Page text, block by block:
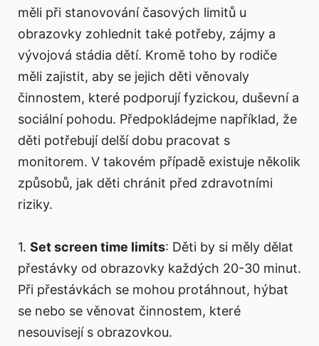
měli při stanovování časových limitů u
obrazovky zohlednit také potřeby, zájmy a
vývojová stádia dětí. Kromě toho by rodiče
měli zajistit, aby se jejich děti věnovaly
činnostem, které podporují fyzickou, duševní a
sociální pohodu. Předpokládejme například, že
děti potřebují delší dobu pracovat s
monitorem. V takovém případě existuje několik
způsobů, jak děti chránit před zdravotními
riziky.
1. Set screen time limits: Děti by si měly dělat
přestávky od obrazovky každých 20-30 minut.
Při přestávkách se mohou protáhnout, hýbat
se nebo se věnovat činnostem, které
nesouvisejí s obrazovkou.